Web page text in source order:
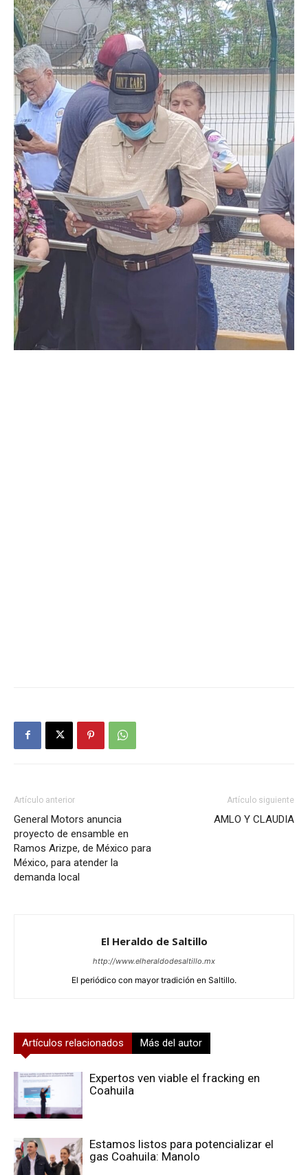
Artículo anterior
General Motors anuncia
proyecto de ensamble en
Ramos Arizpe, de México para
México, para atender la
demanda local
Artículo siguiente
AMLO Y CLAUDIA
El Heraldo de Saltillo
http://www.elheraldodesaltillo.mx
El periódico con mayor tradición en Saltillo.
Artículos relacionados Más del autor
Expertos ven viable el fracking en
Coahuila
Estamos listos para potencializar el
gas Coahuila: Manolo